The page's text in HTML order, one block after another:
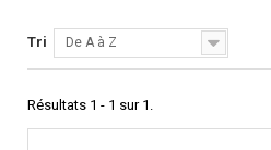
Tri De A à Z
Résultats 1 - 1 sur 1.